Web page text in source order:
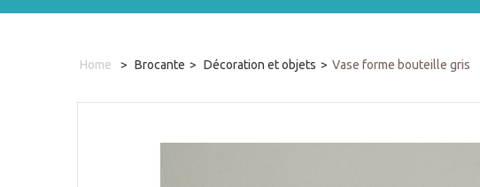
Home > Brocante > Décoration et objets > Vase forme bouteille gris